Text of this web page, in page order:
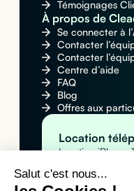
Salut c'est nous...
Témoignages
À propos de
Se connecter à
Contacter
Contacter
Centre d’aide
FAQ
Blog
Offres aux
Location
Location iPhone
Location